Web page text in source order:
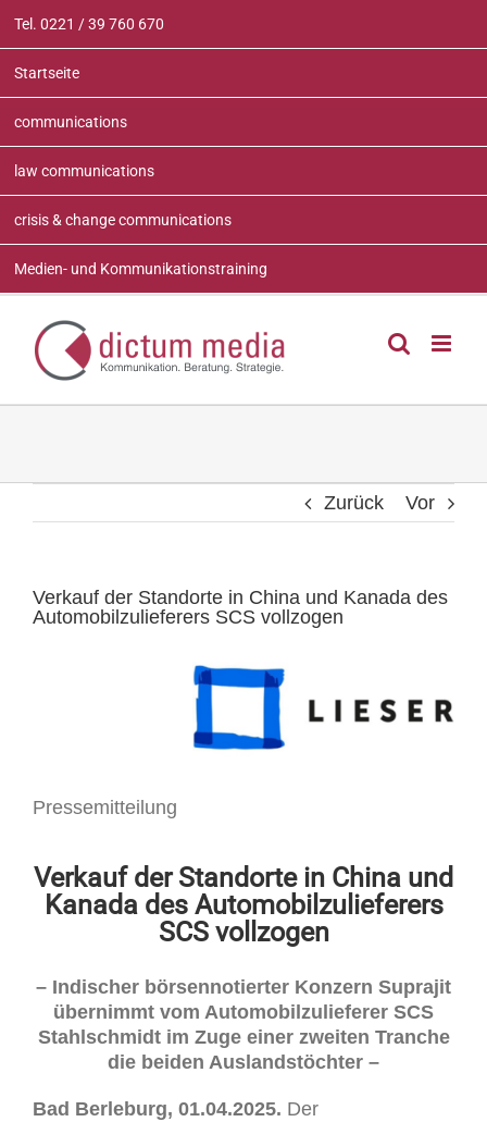
Inhalt
springen
Tel. 0221 / 39 760 670
Startseite
communications
law communications
crisis & change communications
Medien- und Kommunikationstraining
Zurück Vor
Verkauf der Standorte in China und Kanada des
Automobilzulieferers SCS vollzogen
Pressemitteilung
Verkauf der Standorte in China und
Kanada des Automobilzulieferers
SCS vollzogen
– Indischer börsennotierter Konzern Suprajit
übernimmt vom Automobilzulieferer SCS
Stahlschmidt im Zuge einer zweiten Tranche
die beiden Auslandstöchter –
Bad Berleburg, 01.04.2025. Der